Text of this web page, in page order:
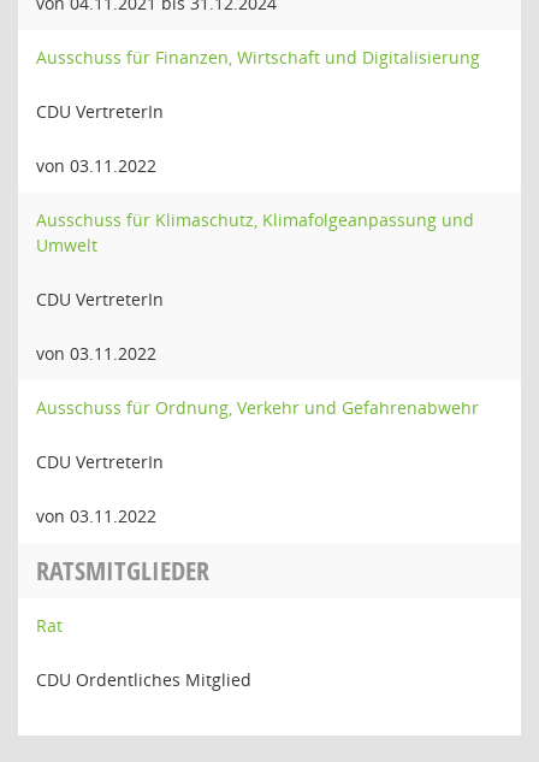
Ausschuss für Finanzen, Wirtschaft und Digitalisierung
CDU VertreterIn
von 03.11.2022
Ausschuss für Klimaschutz, Klimafolgeanpassung und
Umwelt
CDU VertreterIn
von 03.11.2022
Ausschuss für Ordnung, Verkehr und Gefahrenabwehr
CDU VertreterIn
von 03.11.2022
RATSMITGLIEDER
Rat
CDU Ordentliches Mitglied